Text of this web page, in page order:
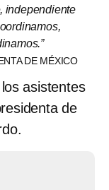
independiente
DE MÉXICO
asistentes
de